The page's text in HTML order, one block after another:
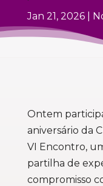
Jan 21, 2026|
Ontem
aniversário da
VI Encontro,
partilha de
compromisso